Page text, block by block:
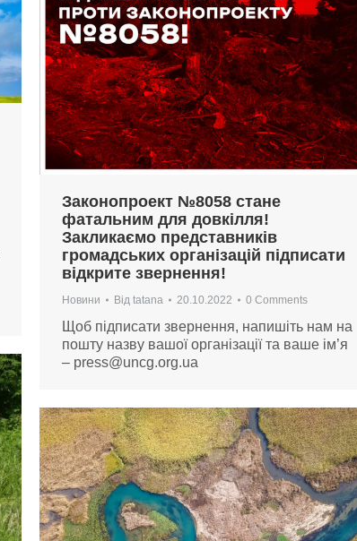
Законопроект №8058 стане
фатальним для довкілля!
Закликаємо представників
громадських організацій підписати
відкрите звернення!
Новини Від tatana 20.10.2022 0 Comments
Щоб підписати звернення, напишіть нам на
пошту назву вашої організації та ваше ім’я
– press@uncg.org.ua